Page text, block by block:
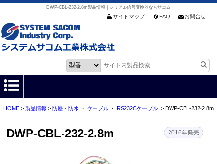
DWP-CBL-232-2.8m製品情報｜シリアル信号変換器ならサコム
サイトマップ FAQ お問合せ
HOME
製品情報
各種ダウンロード
HOME> 製品情報 > 防塵・防水 ・ ケーブル・ RS232Cケーブル> DWP-CBL-232-2.8m
DWP-CBL-232-2.8m 2016年発売